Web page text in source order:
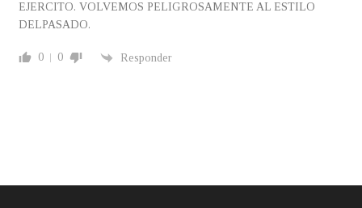
EJERCITO. VOLVEMOS PELIGROSAMENTE AL ESTILO
DELPASADO.
0 0 Responder